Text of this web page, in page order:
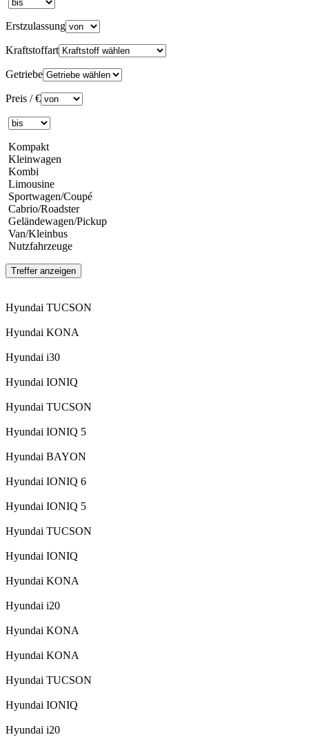
Erstzulassung
Kraftstoffart
Getriebe
Preis / €
Kompakt
Kleinwagen
Kombi
Limousine
Sportwagen/Coupé
Cabrio/Roadster
Geländewagen/Pickup
Van/Kleinbus
Nutzfahrzeuge
Treffer anzeigen
Hyundai TUCSON
Hyundai KONA
Hyundai i30
Hyundai IONIQ
Hyundai TUCSON
Hyundai IONIQ 5
Hyundai BAYON
Hyundai IONIQ 6
Hyundai IONIQ 5
Hyundai TUCSON
Hyundai IONIQ
Hyundai KONA
Hyundai i20
Hyundai KONA
Hyundai KONA
Hyundai TUCSON
Hyundai IONIQ
Hyundai i20